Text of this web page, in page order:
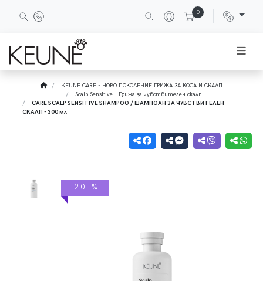
0
KEUNE CARE - НОВО ПОКОЛЕНИЕ ГРИЖА ЗА КОСА И СКАЛП
Scalp Sensitive - Грижа за чувствителен скалп
CARE SCALP SENSITIVE SHAMPOO / ШАМПОАН ЗА ЧУВСТВИТЕЛЕН
СКАЛП - 300 мл
-20 %